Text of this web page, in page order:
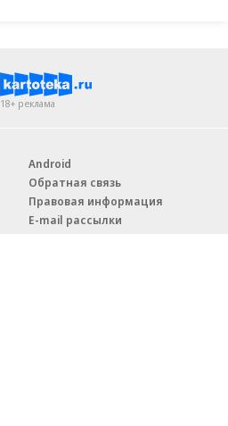
18+ реклама
Android
Обратная связь
Правовая информация
E-mail рассылки